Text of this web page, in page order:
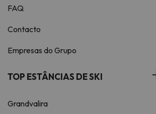
FAQ
Contacto
Empresas do Grupo
TOP ESTÂNCIAS DE SKI
Grandvalira